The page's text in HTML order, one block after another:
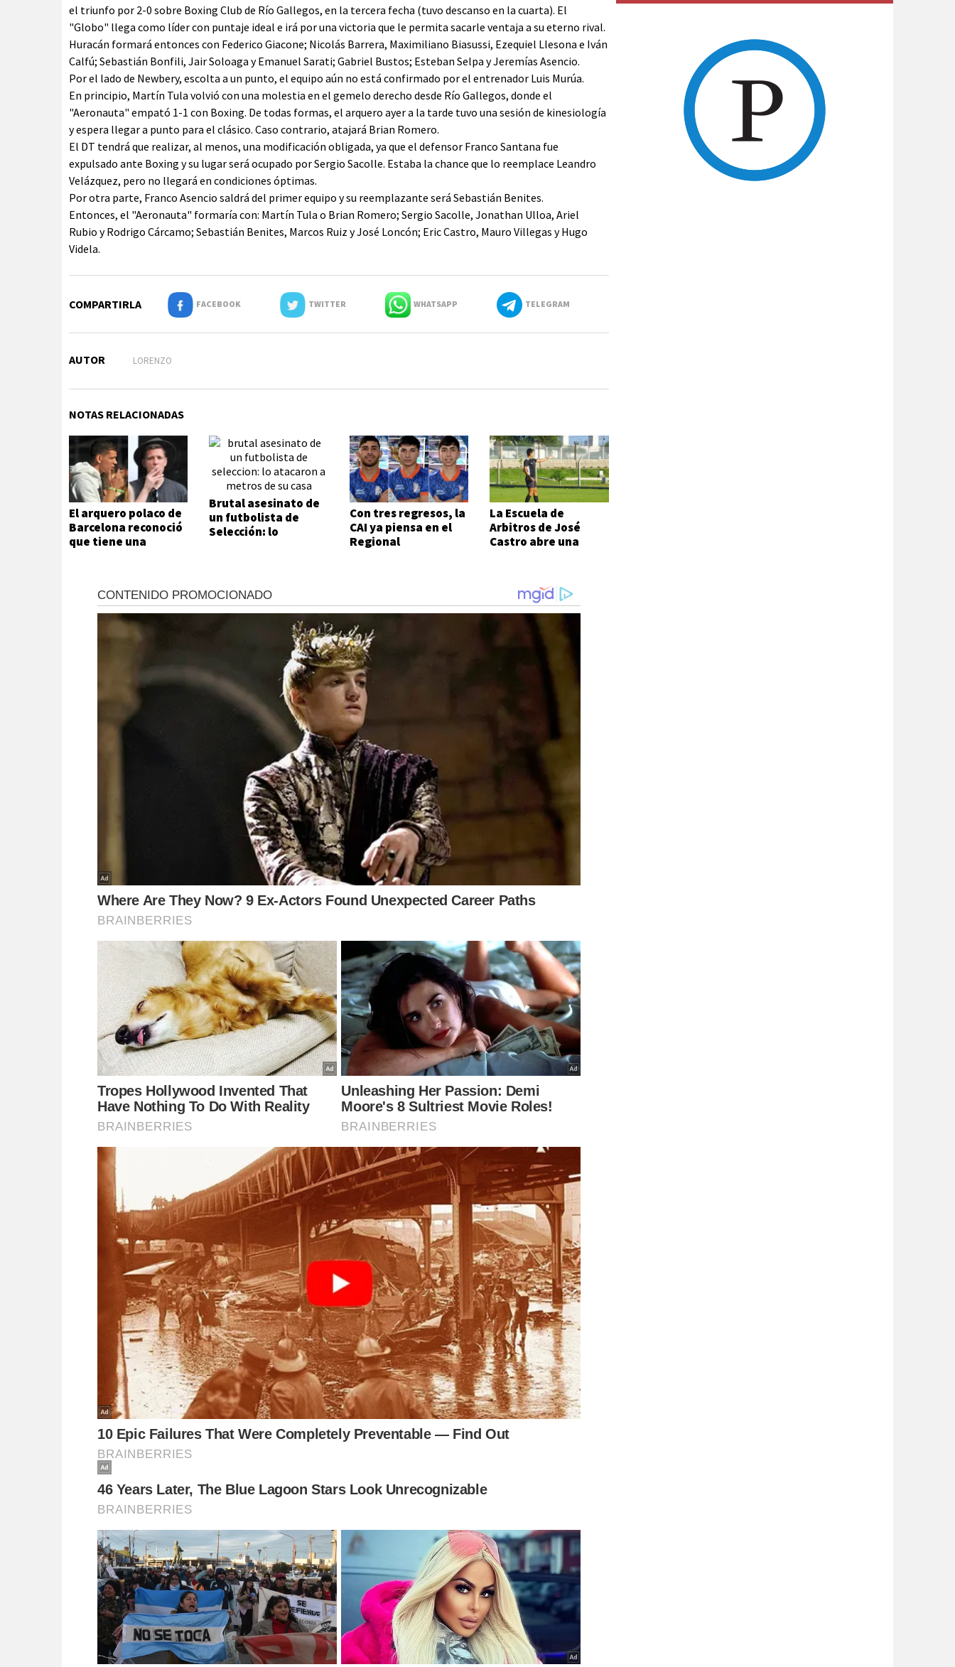
el triunfo por 2-0 sobre Boxing Club de Río Gallegos, en la tercera fecha (tuvo descanso en la cuarta). El
"Globo" llega como líder con puntaje ideal e irá por una victoria que le permita sacarle ventaja a su eterno rival.
Huracán formará entonces con Federico Giacone; Nicolás Barrera, Maximiliano Biasussi, Ezequiel Llesona e Iván
Calfú; Sebastián Bonfili, Jair Soloaga y Emanuel Sarati; Gabriel Bustos; Esteban Selpa y Jeremías Asencio.
Por el lado de Newbery, escolta a un punto, el equipo aún no está confirmado por el entrenador Luis Murúa.
En principio, Martín Tula volvió con una molestia en el gemelo derecho desde Río Gallegos, donde el
"Aeronauta" empató 1-1 con Boxing. De todas formas, el arquero ayer a la tarde tuvo una sesión de kinesiología
y espera llegar a punto para el clásico. Caso contrario, atajará Brian Romero.
El DT tendrá que realizar, al menos, una modificación obligada, ya que el defensor Franco Santana fue
expulsado ante Boxing y su lugar será ocupado por Sergio Sacolle. Estaba la chance que lo reemplace Leandro
Velázquez, pero no llegará en condiciones óptimas.
Por otra parte, Franco Asencio saldrá del primer equipo y su reemplazante será Sebastián Benites.
Entonces, el "Aeronauta" formaría con: Martín Tula o Brian Romero; Sergio Sacolle, Jonathan Ulloa, Ariel
Rubio y Rodrigo Cárcamo; Sebastián Benites, Marcos Ruiz y José Loncón; Eric Castro, Mauro Villegas y Hugo
Videla.
COMPARTIRLA FACEBOOK TWITTER WHATSAPP TELEGRAM
AUTOR LORENZO
NOTAS RELACIONADAS
El arquero polaco de
Barcelona reconoció
que tiene una
Brutal asesinato de
un futbolista de
Selección: lo
Con tres regresos, la
CAI ya piensa en el
Regional
La Escuela de
Arbitros de José
Castro abre una